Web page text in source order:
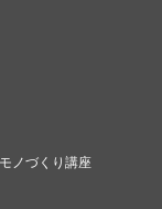
モノづくり講座